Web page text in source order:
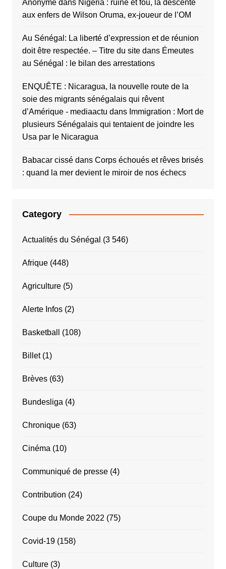
Anonymedans Nigeria : ruiné et fou, la descente
aux enfers de Wilson Oruma, ex-joueur de l’OM
Au Sénégal: La liberté d’expression et de réunion
doit être respectée. – Titre du sitedans Émeutes
au Sénégal : le bilan des arrestations
ENQUÊTE : Nicaragua, la nouvelle route de la
soie des migrants sénégalais qui rêvent
d’Amérique - mediaactu dans Immigration : Mort de
plusieurs Sénégalais qui tentaient de joindre les
Usa par le Nicaragua
Babacar cissédans Corps échoués et rêves brisés
: quand la mer devient le miroir de nos échecs
Category
Actualités du Sénégal (3 546)
Afrique(448)
Agriculture(5)
Alerte Infos(2)
Basketball (108)
Billet(1)
Brèves(63)
Bundesliga (4)
Chronique(63)
Cinéma (10)
Communiqué de presse(4)
Contribution (24)
Coupe du Monde 2022 (75)
Covid-19(158)
Culture(3)